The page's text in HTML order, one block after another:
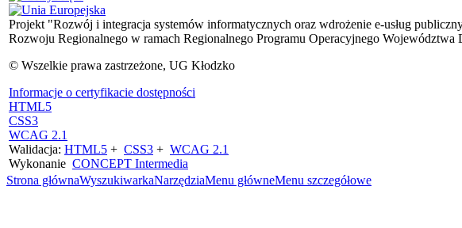
Projekt "Rozwój i integracja systemów informatycznych oraz wdrożenie e-usług
Rozwoju Regionalnego w ramach Regionalnego Programu Operacyjnego Województwa
© Wszelkie prawa zastrzeżone, UG Kłodzko
Informacje o certyfikacie dostępności
HTML5
CSS3
WCAG 2.1
Walidacja: HTML5 + CSS3 + WCAG 2.1
Wykonanie CONCEPT Intermedia
Strona głównaWyszukiwarkaNarzędziaMenu główneMenu szczegółowe